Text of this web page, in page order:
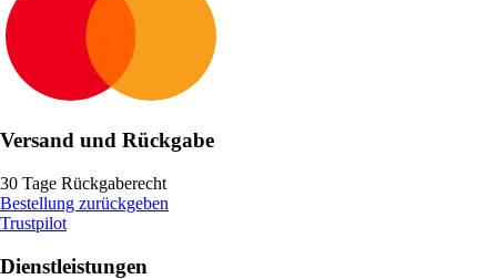
Versand und Rückgabe
30 Tage Rückgaberecht
Bestellung zurückgeben
Trustpilot
Dienstleistungen